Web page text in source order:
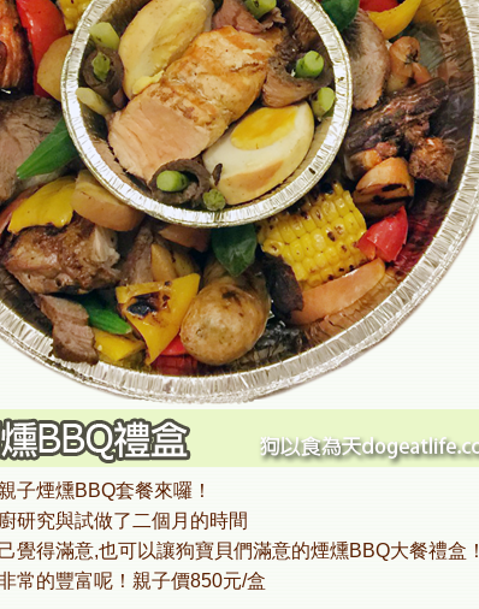
子煙燻BBQ套餐來囉！
研究與試做了二個月的時間
覺得滿意,也可以讓狗寶貝們滿意的煙燻BBQ大餐禮盒！
常的豐富呢！親子價850元/盒